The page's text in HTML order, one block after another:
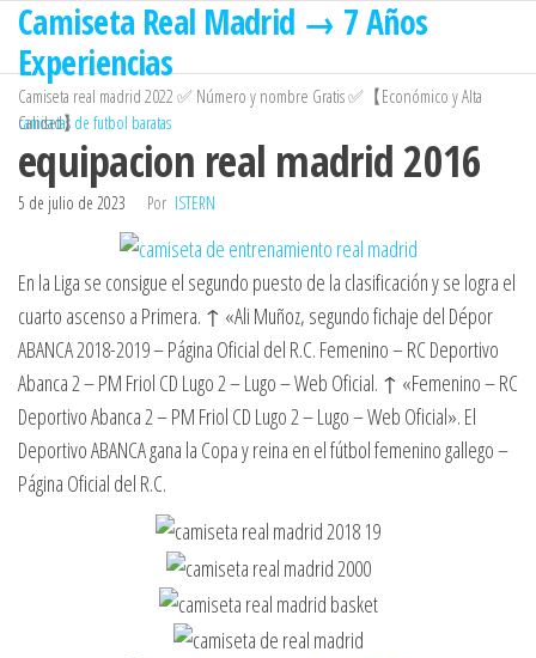
Saltar
contenido
Camiseta Real Madrid → 7 Años
Experiencias
Camiseta real madrid 2022 ✅ Número y nombre Gratis ✅【Económico y Alta
Calidad】
camisetas de futbol baratas
equipacion real madrid 2016
5 de julio de 2023 Por ISTERN
En la Liga se consigue el segundo puesto de la clasificación y se logra el
cuarto ascenso a Primera. ↑ «Ali Muñoz, segundo fichaje del Dépor
ABANCA 2018-2019 – Página Oficial del R.C. Femenino – RC Deportivo
Abanca 2 – PM Friol CD Lugo 2 – Lugo – Web Oficial. ↑ «Femenino – RC
Deportivo Abanca 2 – PM Friol CD Lugo 2 – Lugo – Web Oficial». El
Deportivo ABANCA gana la Copa y reina en el fútbol femenino gallego –
Página Oficial del R.C.